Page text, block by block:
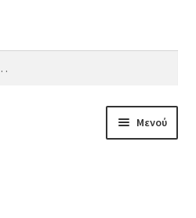
Μενού